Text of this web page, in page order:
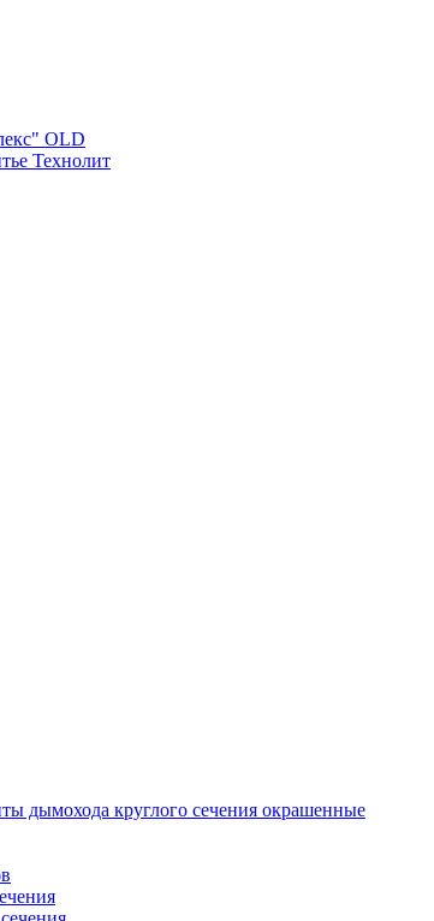
OLD
Технолит
дымохода круглого сечения окрашенные